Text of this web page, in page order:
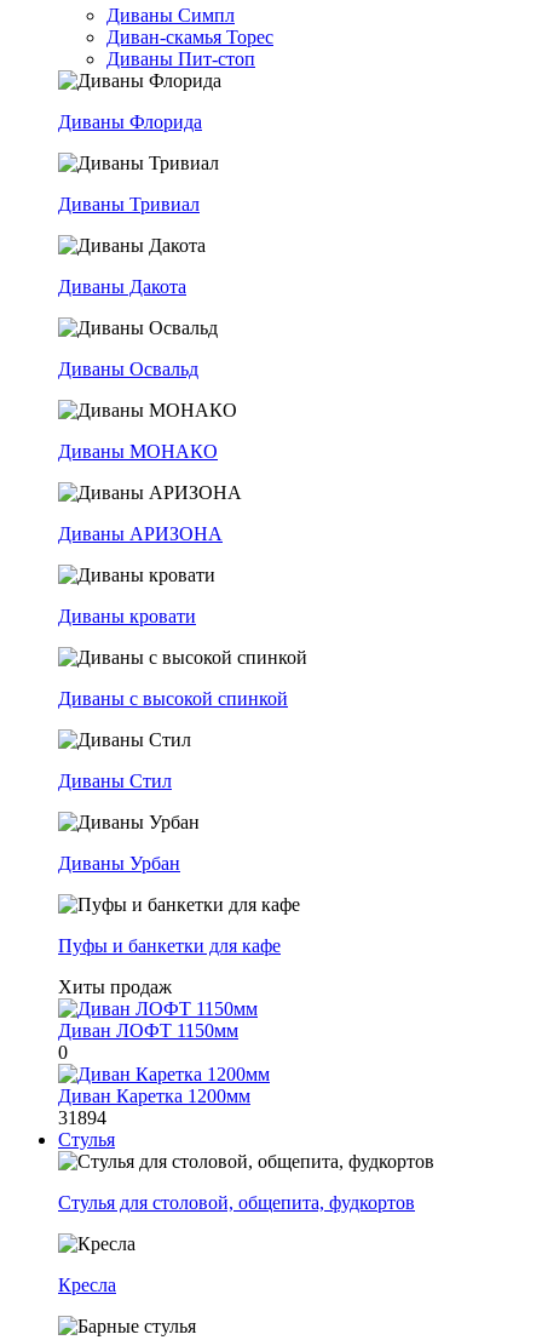
Диваны Симпл
Диван-скамья Торес
Диваны Пит-стоп
Диваны Флорида
Диваны Тривиал
Диваны Дакота
Диваны Освальд
Диваны МОНАКО
Диваны АРИЗОНА
Диваны кровати
Диваны с высокой спинкой
Диваны Стил
Диваны Урбан
Пуфы и банкетки для кафе
Хиты продаж
Диван ЛОФТ 1150мм
0
Диван Каретка 1200мм
31894
Стулья
Стулья для столовой, общепита, фудкортов
Кресла